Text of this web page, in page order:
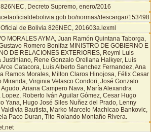
Decreto Supremo, enero/2016
normas/descargar/153498
de Bolivia 826NEC, 201603a.lexml
MORALES AYMA, Juan Ramón Quintana Taborga,
Romero Bonifaz MINISTRO DE GOBIERNO E
DE RELACIONES EXTERIORES, Reymi Luis
Justiniano, Rene Gonzalo Orellana Halkyer, Luis
Catacora, Luis Alberto Sanchez Fernandez, Ana
Ramos Morales, Milton Claros Hinojosa, Félix Cesar
Miranda, Virginia Velasco Condori, José Gonzalo
Agudo, Ariana Campero Nava, María Alexandra
Lopez, Roberto Iván Aguilar Gómez, Cesar Hugo
Yana, Hugo José Siles Nuñez del Prado, Lenny
Valdivia Bautista, Marko Marcelo Machicao Bankovic,
Paco Duran, Tito Rolando Montaño Rivera.